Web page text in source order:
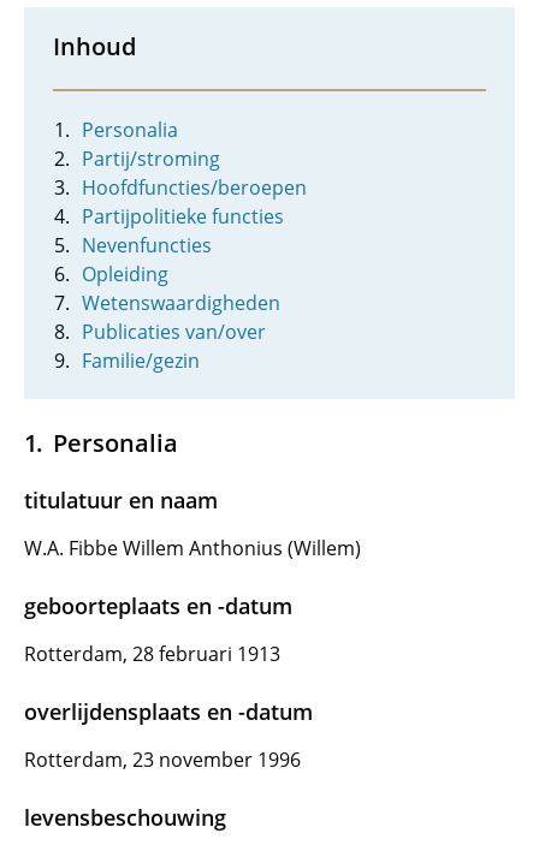
Inhoud
Personalia
Partij/stroming
Hoofdfuncties/beroepen
Partijpolitieke functies
Nevenfuncties
Opleiding
Wetenswaardigheden
Publicaties van/over
Familie/gezin
Personalia
titulatuur en naam
W.A. Fibbe Willem Anthonius (Willem)
geboorteplaats en -datum
Rotterdam, 28 februari 1913
overlijdensplaats en -datum
Rotterdam, 23 november 1996
levensbeschouwing